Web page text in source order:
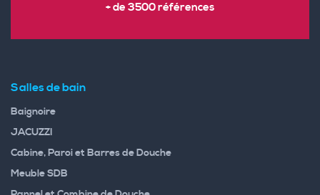
+ de 3500 références
Salles de bain
Baignoire
JACUZZI
Cabine, Paroi et Barres de Douche
Meuble SDB